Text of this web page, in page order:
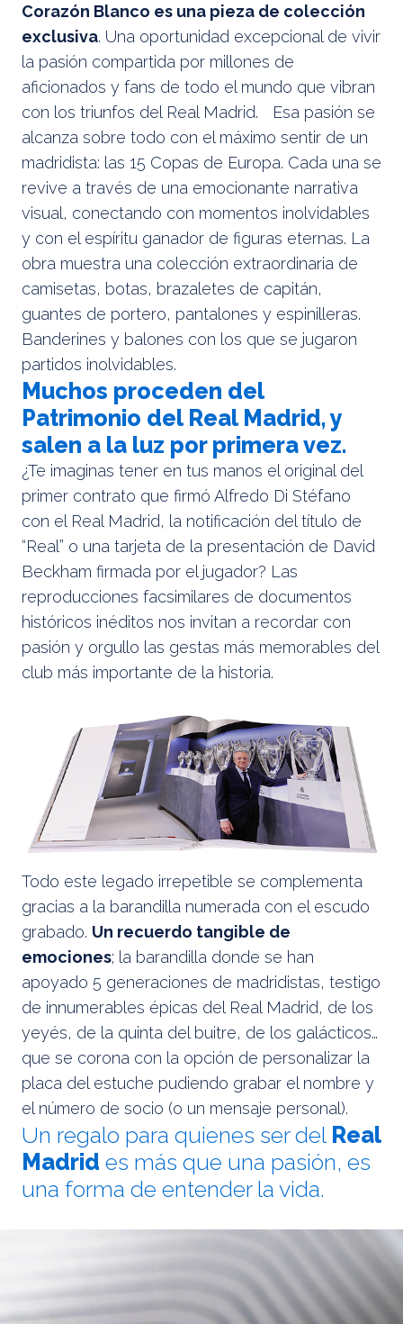
Corazón Blanco es una pieza de colección
exclusiva. Una oportunidad excepcional de vivir
la pasión compartida por millones de
aficionados y fans de todo el mundo que vibran
con los triunfos del Real Madrid. Esa pasión se
alcanza sobre todo con el máximo sentir de un
madridista: las 15 Copas de Europa. Cada una se
revive a través de una emocionante narrativa
visual, conectando con momentos inolvidables
y con el espíritu ganador de figuras eternas. La
obra muestra una colección extraordinaria de
camisetas, botas, brazaletes de capitán,
guantes de portero, pantalones y espinilleras.
Banderines y balones con los que se jugaron
partidos inolvidables.
Muchos proceden del
Patrimonio del Real Madrid, y
salen a la luz por primera vez.
¿Te imaginas tener en tus manos el original del
primer contrato que firmó Alfredo Di Stéfano
con el Real Madrid, la notificación del título de
“Real” o una tarjeta de la presentación de David
Beckham firmada por el jugador? Las
reproducciones facsimilares de documentos
históricos inéditos nos invitan a recordar con
pasión y orgullo las gestas más memorables del
club más importante de la historia.
Todo este legado irrepetible se complementa
gracias a la barandilla numerada con el escudo
grabado. Un recuerdo tangible de
emociones; la barandilla donde se han
apoyado 5 generaciones de madridistas, testigo
de innumerables épicas del Real Madrid, de los
yeyés, de la quinta del buitre, de los galácticos…
que se corona con la opción de personalizar la
placa del estuche pudiendo grabar el nombre y
el número de socio (o un mensaje personal).
Un regalo para quienes ser del Real
Madrid es más que una pasión, es
una forma de entender la vida.